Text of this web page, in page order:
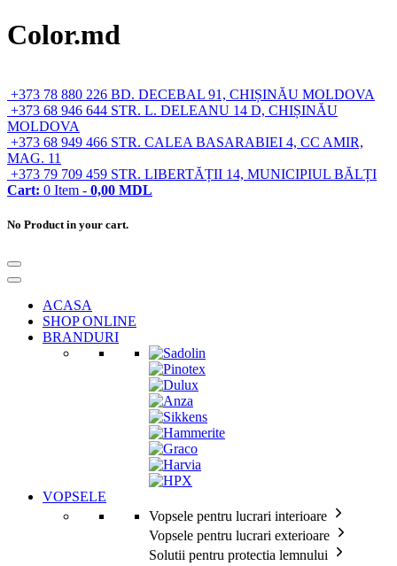
Color.md
+373 78 880 226 BD. DECEBAL 91, CHIȘINĂU MOLDOVA
+373 68 946 644 STR. L. DELEANU 14 D, CHIȘINĂU
MOLDOVA
+373 68 949 466 STR. CALEA BASARABIEI 4, CC AMIR,
MAG. 11
+373 79 709 459 STR. LIBERTĂȚII 14, MUNICIPIUL BĂLȚI
Cart: 0 Item - 0,00 MDL
No Product in your cart.
ACASA
SHOP ONLINE
BRANDURI
VOPSELE
Vopsele pentru lucrari interioare
Vopsele pentru lucrari exterioare
Solutii pentru protectia lemnului